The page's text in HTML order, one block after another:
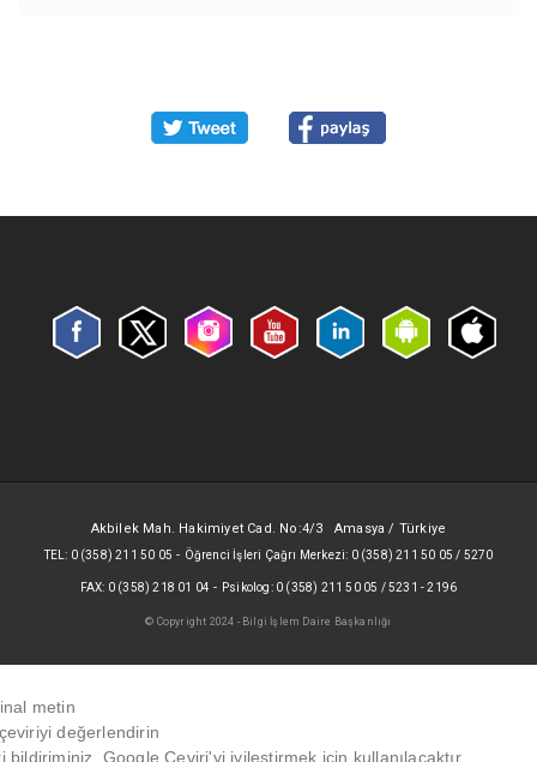
Akbilek Mah. Hakimiyet Cad. No:4/3 Amasya / Türkiye
TEL: 0 (358) 211 50 05 - Öğrenci İşleri Çağrı Merkezi: 0 (358) 211 50 05 / 5270
FAX: 0 (358) 218 01 04 - Psikolog: 0 (358) 211 50 05 / 5231 - 2196
© Copyright 2024 - Bilgi İşlem Daire Başkanlığı
metin
değerlendirin
bildiriminiz, Google Çeviri'yi iyileştirmek için kullanılacaktır